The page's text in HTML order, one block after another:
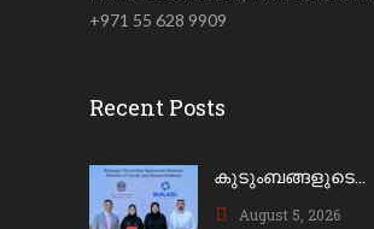
+971 55 628 9909
Recent Posts
കുടുംബങ്ങളുടെ...
August 5, 2026